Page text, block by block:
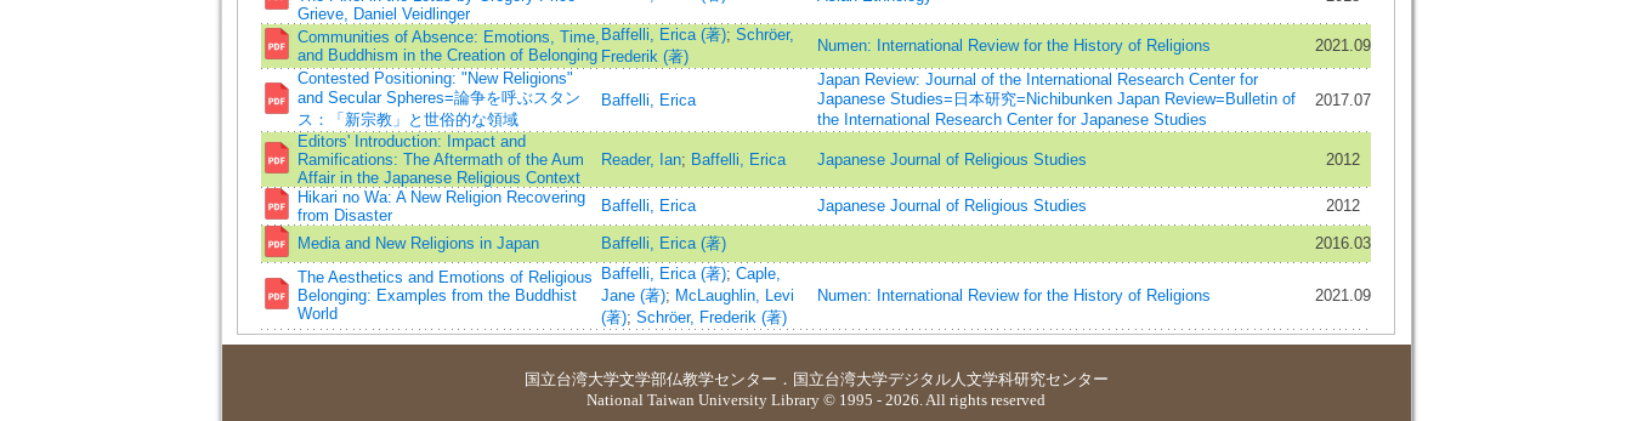
Grieve, Daniel Veidlinger
Communities of Absence: Emotions, Time,
and Buddhism in the Creation of Belonging
Baffelli, Erica (著); Schröer,
Frederik (著)
Numen: International Review for the History of Religions
2021.09
Contested Positioning: "New Religions"
and Secular Spheres=論争を呼ぶスタン
ス：「新宗教」と世俗的な領域
Baffelli, Erica
Japan Review: Journal of the International Research Center for
Japanese Studies=日本研究=Nichibunken Japan Review=Bulletin of
the International Research Center for Japanese Studies
2017.07
Editors' Introduction: Impact and
Ramifications: The Aftermath of the Aum
Affair in the Japanese Religious Context
Reader, Ian; Baffelli, Erica Japanese Journal of Religious Studies 2012
Hikari no Wa: A New Religion Recovering
from Disaster
Baffelli, Erica Japanese Journal of Religious Studies 2012
Media and New Religions in Japan Baffelli, Erica (著)
2016.03
The Aesthetics and Emotions of Religious
Belonging: Examples from the Buddhist
World
Baffelli, Erica (著); Caple,
Jane (著); McLaughlin, Levi
(著); Schröer, Frederik (著)
Numen: International Review for the History of Religions 2021.09
国立台湾大学文学部仏教学センター ． 国立台湾大学デジタル人文学科研究センター
National Taiwan University Library © 1995 - 2026. All rights reserved